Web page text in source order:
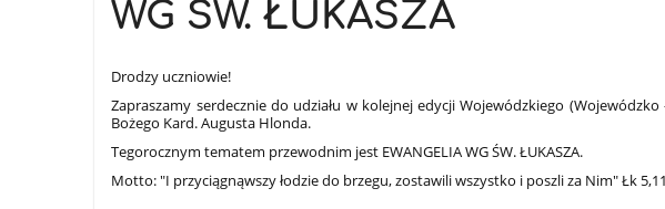
WG ŚW. ŁUKASZA
Drodzy uczniowie!
Zapraszamy serdecznie do udziału w kolejnej edycji Wojewódzkiego
Bożego Kard. Augusta Hlonda.
Tegorocznym tematem przewodnim jest EWANGELIA WG ŚW. ŁUKASZA.
Motto: "I przyciągnąwszy łodzie do brzegu, zostawili wszystko i poszli za Nim" Łk 5,11